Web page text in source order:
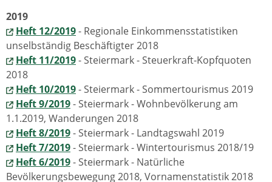
2019
Heft 12/2019- Regionale Einkommensstatistiken
unselbständig Beschäftigter 2018
Heft 11/2019- Steiermark - Steuerkraft-Kopfquoten
2018
Heft 10/2019- Steiermark - Sommertourismus 2019
Heft 9/2019- Steiermark - Wohnbevölkerung am
1.1.2019, Wanderungen 2018
Heft 8/2019- Steiermark - Landtagswahl 2019
Heft 7/2019- Steiermark - Wintertourismus 2018/19
Heft 6/2019- Steiermark - Natürliche
Bevölkerungsbewegung 2018, Vornamenstatistik 2018